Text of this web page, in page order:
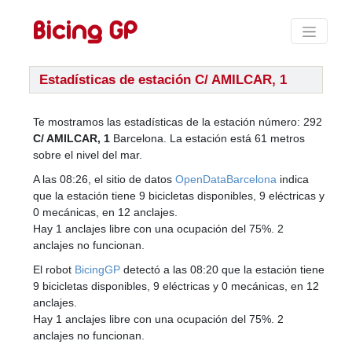
Estadísticas de estación C/ AMILCAR, 1
Te mostramos las estadísticas de la estación número: 292
C/ AMILCAR, 1 Barcelona. La estación está 61 metros
sobre el nivel del mar.
A las 08:26, el sitio de datosOpenDataBarcelona indica
que la estación tiene 9 bicicletas disponibles, 9 eléctricas y
0 mecánicas, en 12 anclajes.
Hay 1 anclajes libre con una ocupación del 75%. 2
anclajes no funcionan.
El robot BicingGP detectó a las 08:20 que la estación tiene
9 bicicletas disponibles, 9 eléctricas y 0 mecánicas, en 12
anclajes.
Hay 1 anclajes libre con una ocupación del 75%. 2
anclajes no funcionan.